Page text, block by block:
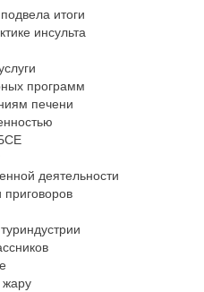
итоги
инсульта
программ
печени
деятельности
приговоров
жару